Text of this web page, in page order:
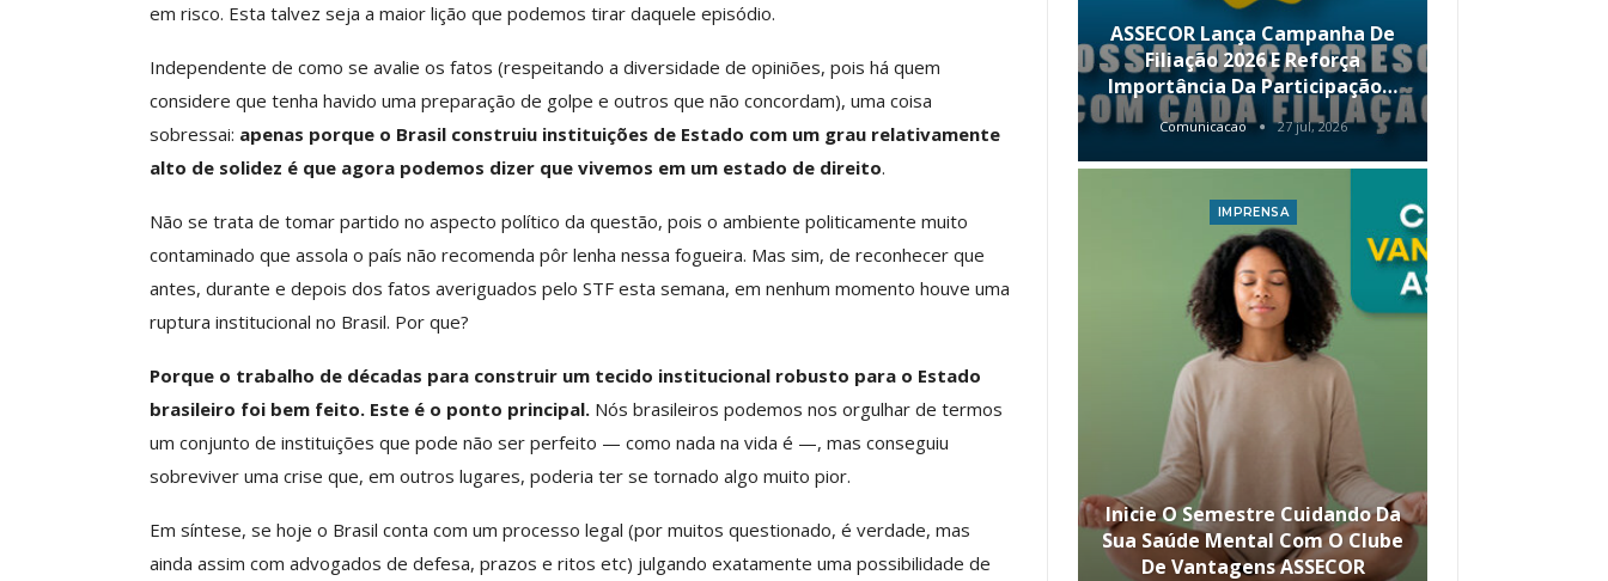
em risco. Esta talvez seja a maior lição que podemos tirar daquele episódio.
Independente de como se avalie os fatos (respeitando a diversidade de opiniões, pois há quem
considere que tenha havido uma preparação de golpe e outros que não concordam), uma coisa
sobressai: apenas porque o Brasil construiu instituições de Estado com um grau relativamente
alto de solidez é que agora podemos dizer que vivemos em um estado de direito.
Não se trata de tomar partido no aspecto político da questão, pois o ambiente politicamente muito
contaminado que assola o país não recomenda pôr lenha nessa fogueira. Mas sim, de reconhecer que
antes, durante e depois dos fatos averiguados pelo STF esta semana, em nenhum momento houve uma
ruptura institucional no Brasil. Por que?
Porque o trabalho de décadas para construir um tecido institucional robusto para o Estado
brasileiro foi bem feito. Este é o ponto principal.Nós brasileiros podemos nos orgulhar de termos
um conjunto de instituições que pode não ser perfeito — como nada na vida é —, mas conseguiu
sobreviver uma crise que, em outros lugares, poderia ter se tornado algo muito pior.
Em síntese, se hoje o Brasil conta com um processo legal (por muitos questionado, é verdade, mas
ainda assim com advogados de defesa, prazos e ritos etc) julgando exatamente uma possibilidade de
Clube De Benefícios ASSECOR
Reúne Dezenas De Escolas De
Idiomas Com Condições…
Comunicacao 29 jun, 2026
IMPRENSA
ASSECOR Acompanha Reunião
Negociação Permanente E
Reforça…
Participa De Debate Sobre A
Unificação Das Carreiras Do…
5 ago, 2026
Valores Fundantes Da Ação
Sindical
ASSECOR Lança Campanha De
Filiação 2026 E Reforça
Importância Da Participação…
Comunicacao 27 jul, 2026
IMPRENSA
Inicie O Semestre Cuidando Da
Sua Saúde Mental Com O Clube
De Vantagens ASSECOR